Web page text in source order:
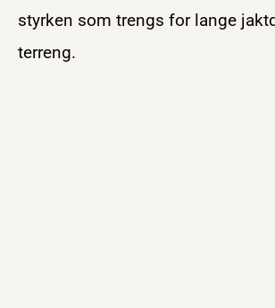
styrken som trengs for lange
terreng.